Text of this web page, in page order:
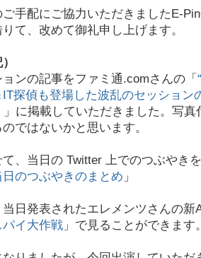
手配にご協力いただきましたE-
て、改めて御礼申し上げます。
ンの記事をファミ通.comさんの「
探偵も登場した波乱のセッション
」に掲載していただきました。写
ではないかと思います。
、当日の Twitter 上でのつぶやき
日のつぶやきのまとめ 」
当日発表されたエレメンツさんの
パイ大作戦 」で見ることができます